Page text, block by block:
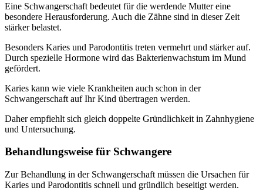
Eine Schwangerschaft bedeutet für die werdende Mutter eine
besondere Herausforderung. Auch die Zähne sind in dieser Zeit
stärker belastet.
Besonders Karies und Parodontitis treten vermehrt und stärker auf.
Durch spezielle Hormone wird das Bakterienwachstum im Mund
gefördert.
Karies kann wie viele Krankheiten auch schon in der
Schwangerschaft auf Ihr Kind übertragen werden.
Daher empfiehlt sich gleich doppelte Gründlichkeit in Zahnhygiene
und Untersuchung.
Behandlungsweise für Schwangere
Zur Behandlung in der Schwangerschaft müssen die Ursachen für
Karies und Parodontitis schnell und gründlich beseitigt werden.